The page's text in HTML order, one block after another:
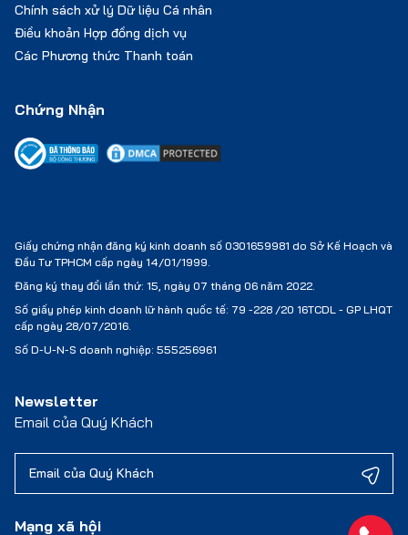
Chứng Nhận
Giấy chứng nhận đăng ký kinh doanh số 0301659981 do Sở Kế Hoạch và
Đầu Tư TPHCM cấp ngày 14/01/1999.
Đăng ký thay đổi lần thứ: 15, ngày 07 tháng 06 năm 2022.
Số giấy phép kinh doanh lữ hành quốc tế: 79 -228 /20 16TCDL - GP LHQT
cấp ngày 28/07/2016.
Số D-U-N-S doanh nghiệp: 555256961
Chính sách xử lý Dữ liệu Cá nhân
Điều khoản Hợp đồng dịch vụ
Các Phương thức Thanh toán
Newsletter
Email của Quý Khách
Mạng xã hội